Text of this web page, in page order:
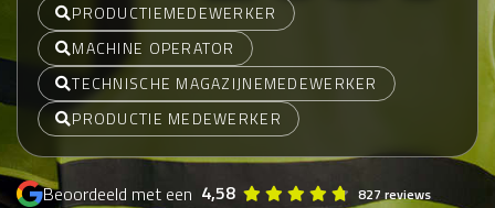
PRODUCTIEMEDEWERKER
MACHINE OPERATOR
TECHNISCHE MAGAZIJNEMEDEWERKER
PRODUCTIE MEDEWERKER
Beoordeeld met een 4,58 827 reviews